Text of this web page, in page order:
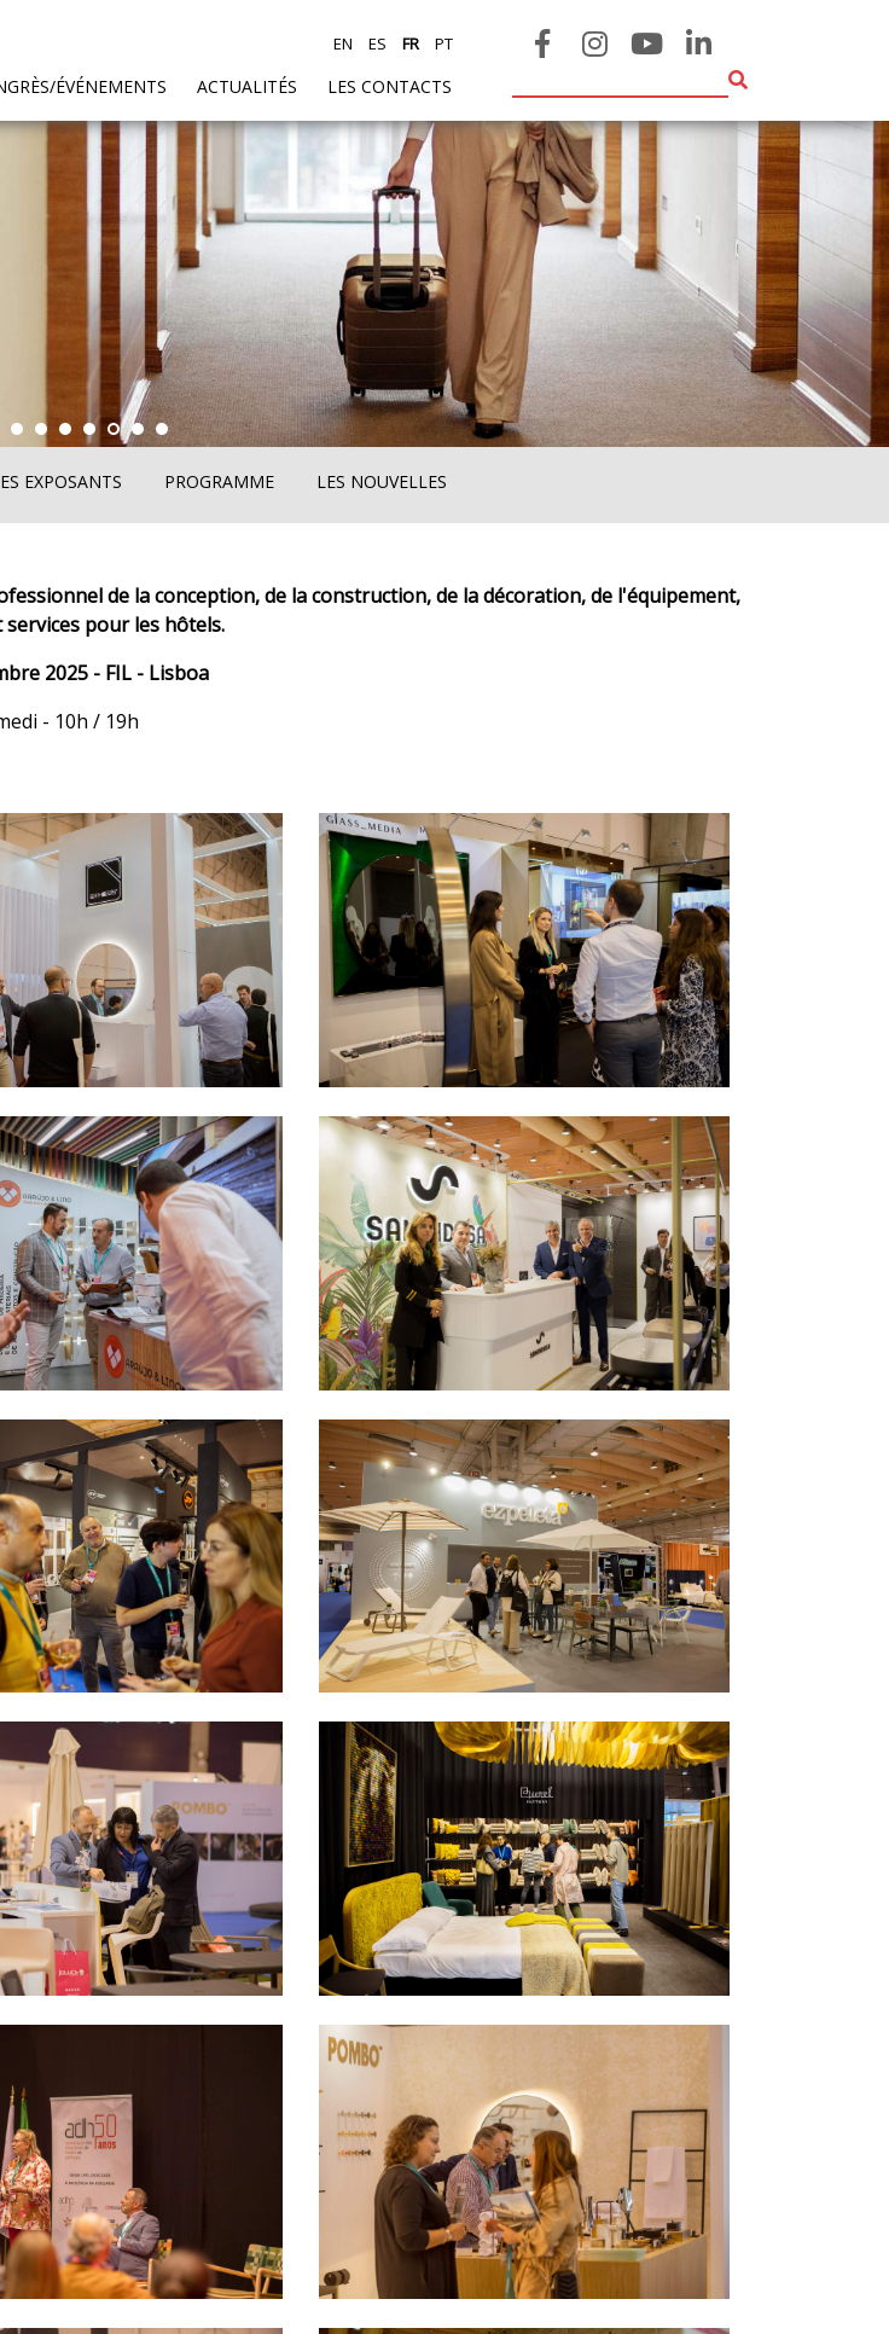
ÉVÉNEMENTS ACTUALITÉS LES CONTACTS
EN ES FR PT
EXPOSANTS PROGRAMME LES NOUVELLES
de la conception, de la construction, de la décoration, de l'équipement,
pour les hôtels.
2025 - FIL - Lisboa
- 10h / 19h